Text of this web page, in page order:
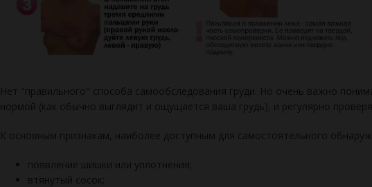
Нет "правильного" способа самообследования груди. Но очень важно
нормой (как обычно выглядит и ощущается ваша грудь), и регулярно
К основным признакам, наиболее доступным для самостоятельного
появление шишки или уплотнения;
втянутый сосок;